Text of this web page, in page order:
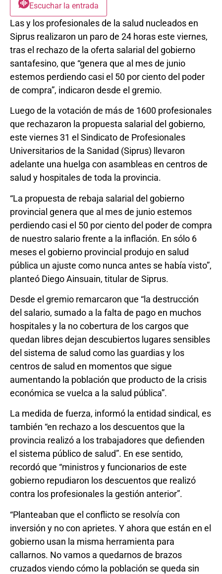
Escuchar la entrada
Las y los profesionales de la salud nucleados en
Siprus realizaron un paro de 24 horas este viernes,
tras el rechazo de la oferta salarial del gobierno
santafesino, que “genera que al mes de junio
estemos perdiendo casi el 50 por ciento del poder
de compra”, indicaron desde el gremio.
Luego de la votación de más de 1600 profesionales
que rechazaron la propuesta salarial del gobierno,
este viernes 31 el Sindicato de Profesionales
Universitarios de la Sanidad (Siprus) llevaron
adelante una huelga con asambleas en centros de
salud y hospitales de toda la provincia.
“La propuesta de rebaja salarial del gobierno
provincial genera que al mes de junio estemos
perdiendo casi el 50 por ciento del poder de compra
de nuestro salario frente a la inflación. En sólo 6
meses el gobierno provincial produjo en salud
pública un ajuste como nunca antes se había visto”,
planteó Diego Ainsuain, titular de Siprus.
Desde el gremio remarcaron que “la destrucción
del salario, sumado a la falta de pago en muchos
hospitales y la no cobertura de los cargos que
quedan libres dejan descubiertos lugares sensibles
del sistema de salud como las guardias y los
centros de salud en momentos que sigue
aumentando la población que producto de la crisis
económica se vuelca a la salud pública”.
La medida de fuerza, informó la entidad sindical, es
también “en rechazo a los descuentos que la
provincia realizó a los trabajadores que defienden
el sistema público de salud”. En ese sentido,
recordó que “ministros y funcionarios de este
gobierno repudiaron los descuentos que realizó
contra los profesionales la gestión anterior”.
“Planteaban que el conflicto se resolvía con
inversión y no con aprietes. Y ahora que están en el
gobierno usan la misma herramienta para
callarnos. No vamos a quedarnos de brazos
cruzados viendo cómo la población se queda sin